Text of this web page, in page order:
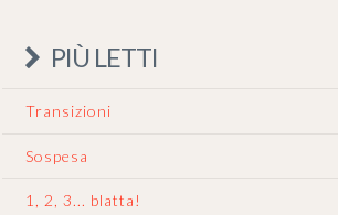
PIÙ LETTI
Transizioni
Sospesa
1, 2, 3... blatta!